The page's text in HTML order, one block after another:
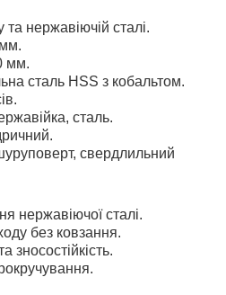
нержавіючій сталі.
мм.
сталь HSS з кобальтом.
сталь.
свердлильний
нержавіючої сталі.
без ковзання.
зносостійкість.